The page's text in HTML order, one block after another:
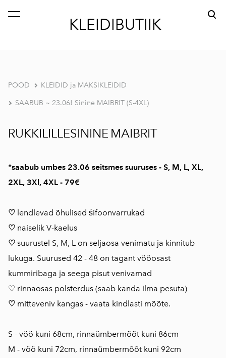
KLEIDIBUTIIK
lisati ostukorvi. Vaata ostukorvi
POOD KLEIDID ja MAKSIKLEIDID
SAABUB ~ 23.06! Sinine MAIBRIT (S-4XL)
RUKKILILLESININE MAIBRIT
*saabub umbes 23.06 seitsmes suuruses - S, M, L, XL,
2XL, 3Xl, 4XL - 79€
♡ lendlevad õhulised śifoonvarrukad
♡ naiselik V-kaelus
♡ suurustel S, M, L on seljaosa venimatu ja kinnitub
lukuga. Suurused 42 - 48 on tagant vööosast
kummiribaga ja seega pisut venivamad
♡ rinnaosas polsterdus (saab kanda ilma pesuta)
♡ mitteveniv kangas - vaata kindlasti mõõte.
S - vöö kuni 68cm, rinnaümbermõõt kuni 86cm
M - vöö kuni 72cm, rinnaümbermõõt kuni 92cm